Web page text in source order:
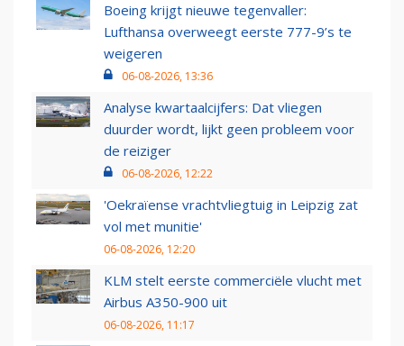
Boeing krijgt nieuwe tegenvaller:
Lufthansa overweegt eerste 777-9’s te
weigeren
06-08-2026, 13:36
Analyse kwartaalcijfers: Dat vliegen
duurder wordt, lijkt geen probleem voor
de reiziger
06-08-2026, 12:22
'Oekraïense vrachtvliegtuig in Leipzig zat
vol met munitie'
06-08-2026, 12:20
KLM stelt eerste commerciële vlucht met
Airbus A350-900 uit
06-08-2026, 11:17